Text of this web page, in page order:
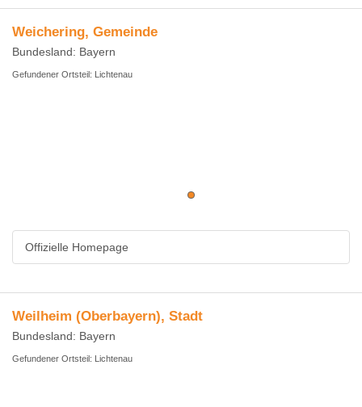
Weichering, Gemeinde
Bundesland: Bayern
Gefundener Ortsteil: Lichtenau
Offizielle Homepage
Weilheim (Oberbayern), Stadt
Bundesland: Bayern
Gefundener Ortsteil: Lichtenau